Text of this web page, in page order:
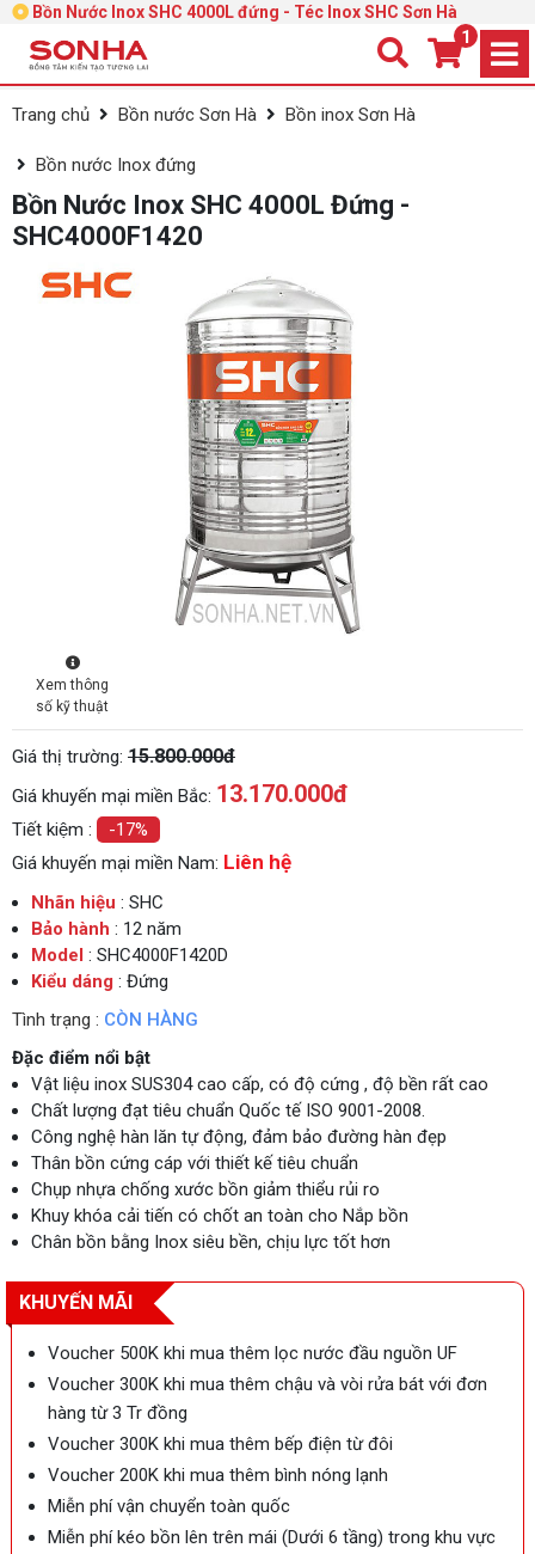
Bồn Nước Inox SHC 4000L đứng - Téc Inox SHC Sơn Hà
1
Trang chủ Bồn nước Sơn Hà Bồn inox Sơn Hà
Bồn nước Inox đứng
Bồn Nước Inox SHC 4000L Đứng -
SHC4000F1420
Xem thông
số kỹ thuật
Giá thị trường: 15.800.000đ
Giá khuyến mại miền Bắc: 13.170.000đ
Tiết kiệm :
-17%
Giá khuyến mại miền Nam: Liên hệ
Nhãn hiệu : SHC
Bảo hành : 12 năm
Model : SHC4000F1420D
Kiểu dáng : Đứng
Tình trạng : CÒN HÀNG
Đặc điểm nổi bật
Vật liệu inox SUS304 cao cấp, có độ cứng , độ bền rất cao
Chất lượng đạt tiêu chuẩn Quốc tế ISO 9001-2008.
Công nghệ hàn lăn tự động, đảm bảo đường hàn đẹp
Thân bồn cứng cáp với thiết kế tiêu chuẩn
Chụp nhựa chống xước bồn giảm thiểu rủi ro
Khuy khóa cải tiến có chốt an toàn cho Nắp bồn
Chân bồn bằng Inox siêu bền, chịu lực tốt hơn
KHUYẾN MÃI
Voucher 500K khi mua thêm lọc nước đầu nguồn UF
Voucher 300K khi mua thêm chậu và vòi rửa bát với đơn
hàng từ 3 Tr đồng
Voucher 300K khi mua thêm bếp điện từ đôi
Voucher 200K khi mua thêm bình nóng lạnh
Miễn phí vận chuyển toàn quốc
Miễn phí kéo bồn lên trên mái (Dưới 6 tầng) trong khu vực